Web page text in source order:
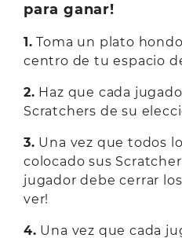
para ganar!
1. Toma un plato
centro de tu espacio
2. Haz que cada
Scratchers de su
3. Una vez que todos
colocado sus
jugador debe cerrar
ver!
4. Una vez que cada